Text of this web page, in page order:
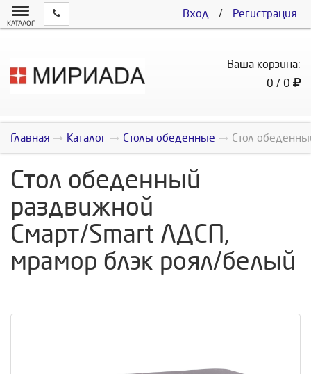
Вход / Регистрация
КАТАЛОГ
Ваша корзина:
0 / 0
Главная Каталог Столы обеденные Стол
Стол обеденный
раздвижной
Смарт/Smart ЛДСП,
мрамор блэк роял/белый